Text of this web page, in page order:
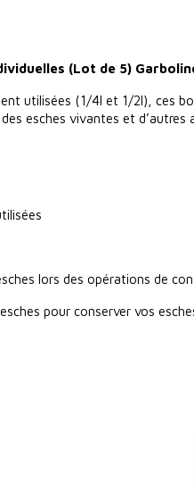
(Lot de 5)
utilisées (1/4l et 1/2l), ces
esches vivantes et d’autres
lors des opérations de
pour conserver vos